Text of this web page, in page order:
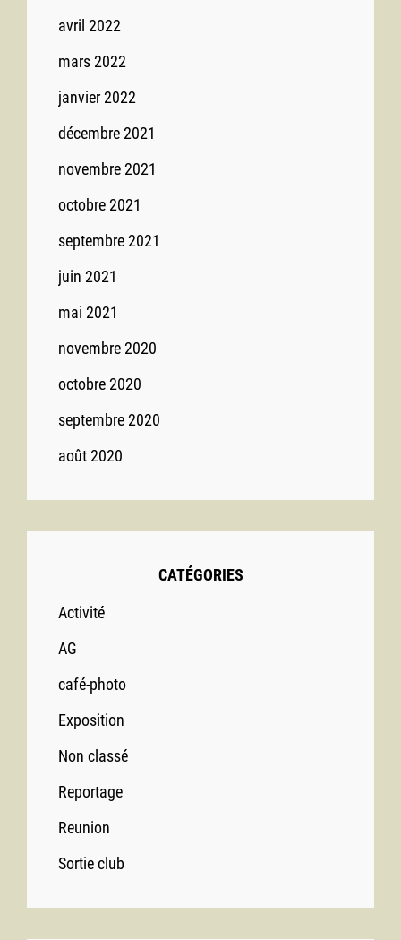
avril 2022
mars 2022
janvier 2022
décembre 2021
novembre 2021
octobre 2021
septembre 2021
juin 2021
mai 2021
novembre 2020
octobre 2020
septembre 2020
août 2020
CATÉGORIES
Activité
AG
café-photo
Exposition
Non classé
Reportage
Reunion
Sortie club